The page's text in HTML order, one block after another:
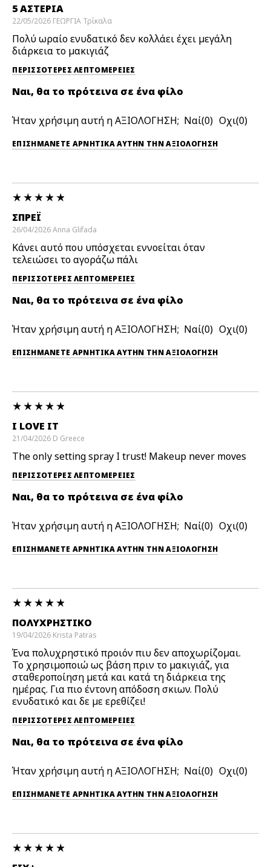
5 ΑΣΤΕΡΙΑ
22/05/2026 ΓΕΩΡΓΙΑ Τρίκαλα
Πολύ ωραίο ενυδατικό δεν κολλάει έχει μεγάλη
διάρκεια το μακιγιάζ
ΠΕΡΙΣΣΌΤΕΡΕΣ ΛΕΠΤΟΜΈΡΕΙΕΣ
Ναι, θα το πρότεινα σε ένα φίλο
Ήταν χρήσιμη αυτή η ΑΞΙΟΛΟΓΗΣΗ; 0 0
ΕΠΙΣΗΜΆΝΕΤΕ ΑΡΝΗΤΙΚΆ ΑΥΤΉΝ ΤΗΝ ΑΞΙΟΛΟΓΗΣΗ
ΣΠΡΈΙ
26/04/2026Anna Glifada
Κάνει αυτό που υπόσχεται εννοείται όταν
τελειώσει το αγοράζω πάλι
ΠΕΡΙΣΣΌΤΕΡΕΣ ΛΕΠΤΟΜΈΡΕΙΕΣ
Ναι, θα το πρότεινα σε ένα φίλο
Ήταν χρήσιμη αυτή η ΑΞΙΟΛΟΓΗΣΗ; 0 0
ΕΠΙΣΗΜΆΝΕΤΕ ΑΡΝΗΤΙΚΆ ΑΥΤΉΝ ΤΗΝ ΑΞΙΟΛΟΓΗΣΗ
I LOVE IT
21/04/2026 D Greece
The only setting spray I trust! Makeup never moves
ΠΕΡΙΣΣΌΤΕΡΕΣ ΛΕΠΤΟΜΈΡΕΙΕΣ
Ναι, θα το πρότεινα σε ένα φίλο
Ήταν χρήσιμη αυτή η ΑΞΙΟΛΟΓΗΣΗ; 0 0
ΕΠΙΣΗΜΆΝΕΤΕ ΑΡΝΗΤΙΚΆ ΑΥΤΉΝ ΤΗΝ ΑΞΙΟΛΟΓΗΣΗ
ΠΟΛΥΧΡΗΣΤΙΚΌ
19/04/2026 Krista Patras
Ένα πολυχρηστικό προιόν πιυ δεν αποχωρίζομαι.
Το χρησιμοποιώ ως βάση πριν το μακιγιάζ, για
σταθεροποίηση μετά και κατά τη διάρκεια της
ημέρας. Για πιο έντονη απόδοση σκιων. Πολύ
ενυδατικό και δε με ερεθίζει!
ΠΕΡΙΣΣΌΤΕΡΕΣ ΛΕΠΤΟΜΈΡΕΙΕΣ
Ναι, θα το πρότεινα σε ένα φίλο
Ήταν χρήσιμη αυτή η ΑΞΙΟΛΟΓΗΣΗ; 0 0
ΕΠΙΣΗΜΆΝΕΤΕ ΑΡΝΗΤΙΚΆ ΑΥΤΉΝ ΤΗΝ ΑΞΙΟΛΟΓΗΣΗ